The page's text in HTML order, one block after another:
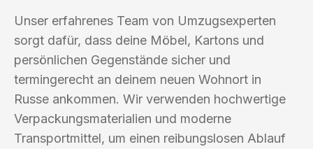
Unser erfahrenes Team von Umzugsexperten
sorgt dafür, dass deine Möbel, Kartons und
persönlichen Gegenstände sicher und
termingerecht an deinem neuen Wohnort in
Russe ankommen. Wir verwenden hochwertige
Verpackungsmaterialien und moderne
Transportmittel, um einen reibungslosen Ablauf